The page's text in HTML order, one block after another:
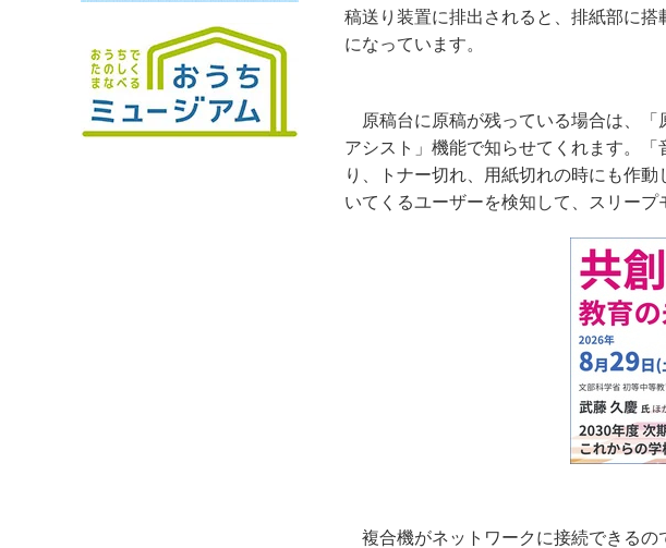
稿送り装置に排出されると、排紙部に搭
になっています。
原稿台に原稿が残っている場合は、
アシスト」機能で知らせてくれます。
り、トナー切れ、用紙切れの時にも作
いてくるユーザーを検知して、スリープ
複合機がネットワークに接続できるの